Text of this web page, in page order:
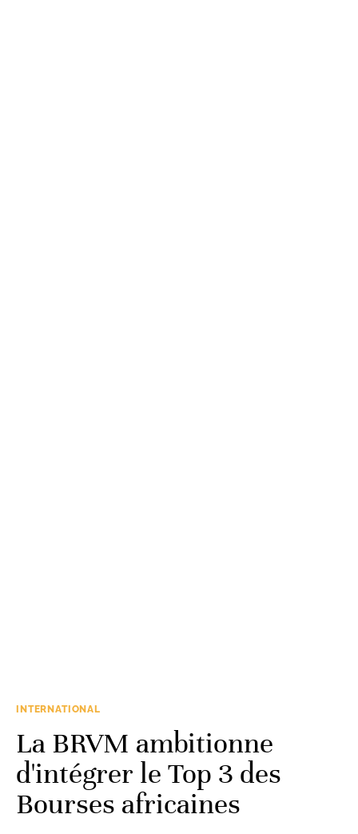
INTERNATIONAL
La BRVM ambitionne
d'intégrer le Top 3 des
Bourses africaines